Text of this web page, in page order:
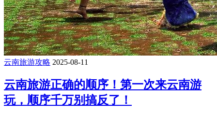
云南旅游攻略 2025-08-11
云南旅游正确的顺序！第一次来云南游
玩，顺序千万别搞反了！